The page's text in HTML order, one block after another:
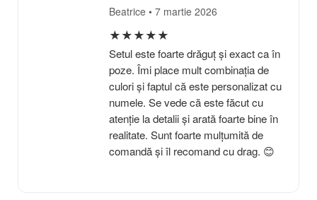
Beatrice • 7 martie 2026
★★★★★
Setul este foarte drăguț și exact ca în
poze. Îmi place mult combinația de
culori și faptul că este personalizat cu
numele. Se vede că este făcut cu
atenție la detalii și arată foarte bine în
realitate. Sunt foarte mulțumită de
comandă și îl recomand cu drag. 😊